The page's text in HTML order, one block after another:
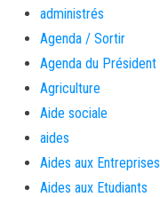
administrés
Agenda / Sortir
Agenda du Président
Agriculture
Aide sociale
aides
Aides aux Entreprises
Aides aux Etudiants